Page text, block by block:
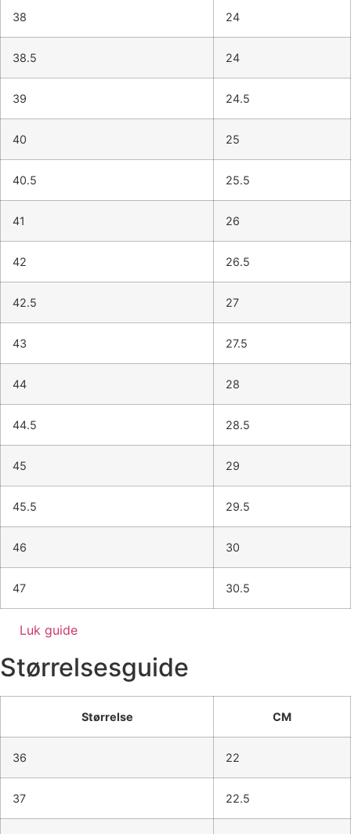
38 24
38.5 24
39 24.5
40 25
40.5 25.5
41 26
42 26.5
42.5 27
43 27.5
44 28
44.5 28.5
45 29
45.5 29.5
46 30
47 30.5
Luk guide
Størrelsesguide
Størrelse CM
36 22
37 22.5